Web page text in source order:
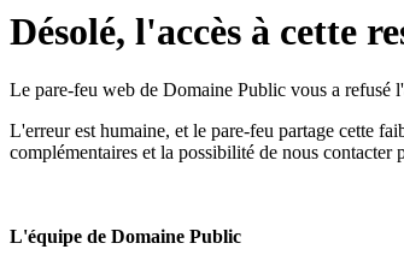
Désolé, l'accès à cette
Le pare-feu web de Domaine Public vous a refusé
L'erreur est humaine, et le pare-feu partage cette
complémentaires et la possibilité de nous contacter
L'équipe de Domaine Public